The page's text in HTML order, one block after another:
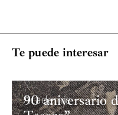
Te puede interesar
Academia
90 aniversario